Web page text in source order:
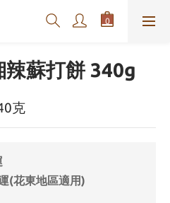
辣蘇打餅 340g
克
(花東地區適用)